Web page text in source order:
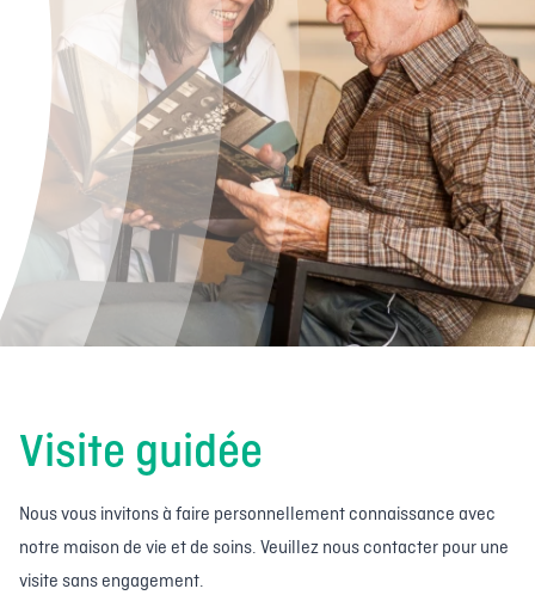
Visite guidée
Nous vous invitons à faire personnellement connaissance avec
notre maison de vie et de soins. Veuillez nous contacter pour une
visite sans engagement.